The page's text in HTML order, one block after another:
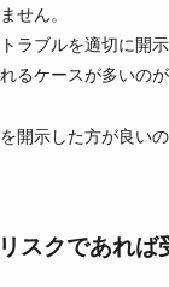
せん。
ラブルを適切に開
るケースが多いのが
開示した方が良い
スクであれば